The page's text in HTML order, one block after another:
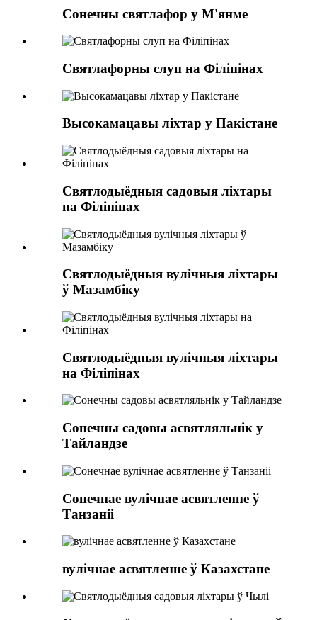
Сонечны святлафор у М'янме
Святлафорны слуп на Філіпінах
Высокамацавы ліхтар у Пакістане
Святлодыёдныя садовыя ліхтары
на Філіпінах
Святлодыёдныя вулічныя ліхтары
ў Мазамбіку
Святлодыёдныя вулічныя ліхтары
на Філіпінах
Сонечны садовы асвятляльнік у
Тайландзе
Сонечнае вулічнае асвятленне ў
Танзаніі
вулічнае асвятленне ў Казахстане